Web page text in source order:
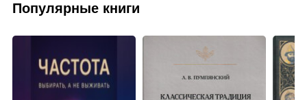
Популярные книги